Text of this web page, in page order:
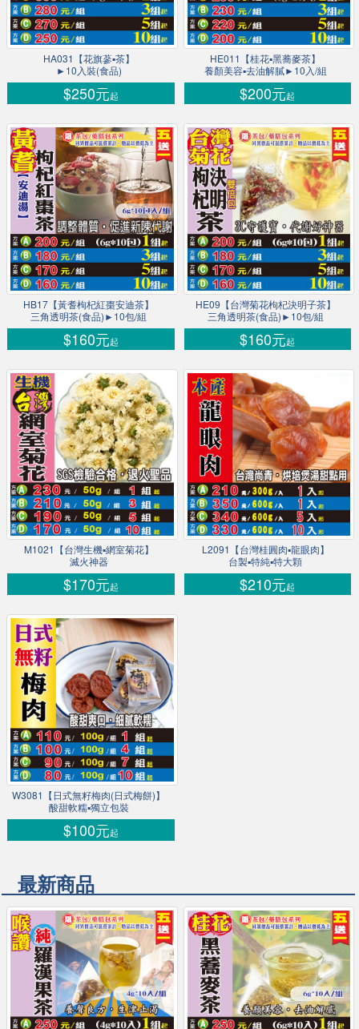
HA031【花旗蔘▪茶】
►10入裝(食品)
$250元起
HE011【桂花▪黑蕎麥茶】
養顏美容▪去油解膩►10入/組
$200元起
HB17【黃耆枸杞紅棗安迪茶】
三角透明茶(食品)►10包/組
$160元起
HE09【台灣菊花枸杞決明子茶】
三角透明茶(食品)►10包/組
$160元起
M1021【台灣生機▪網室菊花】
滅火神器
$170元起
L2091【台灣桂圓肉▪龍眼肉】
台製▪特純▪特大顆
$210元起
W3081【日式無籽梅肉(日式梅餅)】
酸甜軟糯▪獨立包裝
$100元起
最新商品